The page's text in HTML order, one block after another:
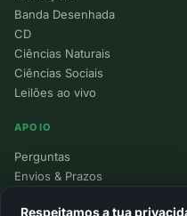
Banda Desenhada
CD
Ciências Naturais
Ciências Sociais
Leilões ao vivo
APOIO
Perguntas
Envios & Prazos
Respeitamos a tua